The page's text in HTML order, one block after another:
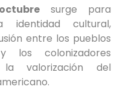
surge para
identidad cultural,
entre los pueblos
los colonizadores
valorización del